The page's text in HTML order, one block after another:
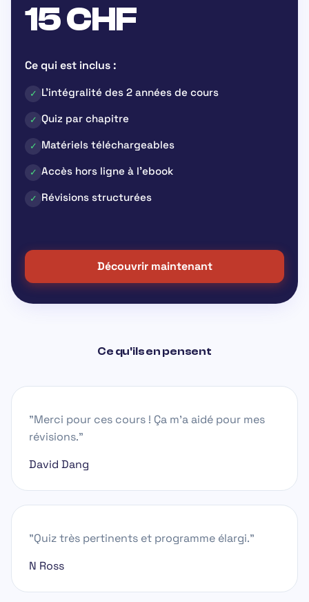
15 CHF
Ce qui est inclus :
✓ L’intégralité des 2 années de cours
✓ Quiz par chapitre
✓ Matériels téléchargeables
✓ Accès hors ligne à l’ebook
✓ Révisions structurées
Découvrir maintenant
Ce qu'ils en pensent
"Merci pour ces cours ! Ça m'a aidé pour mes
révisions."
David Dang
"Quiz très pertinents et programme élargi."
N Ross